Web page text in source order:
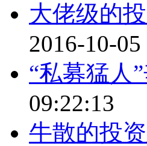
大佬级的
2016-10-
“私募猛人
09:22:13
牛散的投